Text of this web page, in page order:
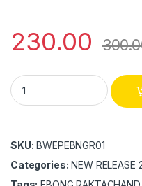
230.00
EBONG RAKTACHAND
SKU: BWEPEBNGR01
Categories: NEW